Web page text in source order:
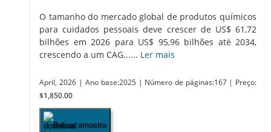
O tamanho do mercado global de produtos químicos
para cuidados pessoais deve crescer de US$ 61,72
bilhões em 2026 para US$ 95,96 bilhões até 2034,
crescendo a um CAG...... Ler mais
April, 2026 | Ano base:2025 | Número de páginas:167 | Preço:
$1,850.00
Baixar amostra